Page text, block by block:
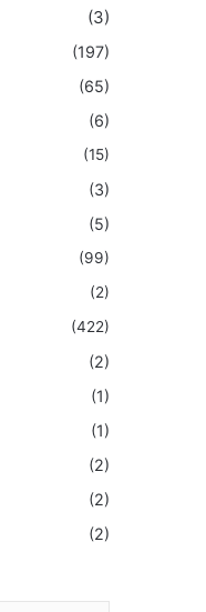
(3)
(197)
(65)
(6)
(15)
(3)
(5)
(99)
(2)
(422)
(2)
(1)
(1)
(2)
(2)
(2)